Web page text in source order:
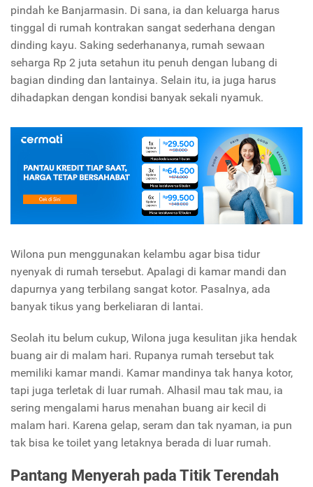
pindah ke Banjarmasin. Di sana, ia dan keluarga harus
tinggal di rumah kontrakan sangat sederhana dengan
dinding kayu. Saking sederhananya, rumah sewaan
seharga Rp 2 juta setahun itu penuh dengan lubang di
bagian dinding dan lantainya. Selain itu, ia juga harus
dihadapkan dengan kondisi banyak sekali nyamuk.
Wilona pun menggunakan kelambu agar bisa tidur
nyenyak di rumah tersebut. Apalagi di kamar mandi dan
dapurnya yang terbilang sangat kotor. Pasalnya, ada
banyak tikus yang berkeliaran di lantai.
Seolah itu belum cukup, Wilona juga kesulitan jika hendak
buang air di malam hari. Rupanya rumah tersebut tak
memiliki kamar mandi. Kamar mandinya tak hanya kotor,
tapi juga terletak di luar rumah. Alhasil mau tak mau, ia
sering mengalami harus menahan buang air kecil di
malam hari. Karena gelap, seram dan tak nyaman, ia pun
tak bisa ke toilet yang letaknya berada di luar rumah.
Pantang Menyerah pada Titik Terendah